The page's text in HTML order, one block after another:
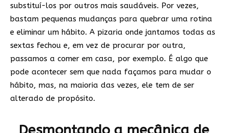
substituí-los por outros mais saudáveis. Por vezes,
bastam pequenas mudanças para quebrar uma rotina
e eliminar um hábito. A pizaria onde jantamos todas as
sextas fechou e, em vez de procurar por outra,
passamos a comer em casa, por exemplo. É algo que
pode acontecer sem que nada façamos para mudar o
hábito, mas, na maioria das vezes, ele tem de ser
alterado de propósito.
Desmontando a mecânica de